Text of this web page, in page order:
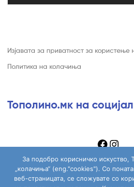
Изјавата за приватност за користење
Политика на колачиња
Тополино.мк на
За подобро корисничко искуство,
„колачиња“ (eng."cookies"). Со
веб-страницата, се сложувате со